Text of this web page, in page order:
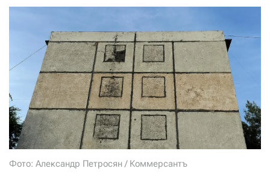
Фото: Александр Петросян / Коммерсантъ
Если у вас есть вопросы, пишите donate@novayagazeta.ruили
звоните:
+7 (929) 612-03-68